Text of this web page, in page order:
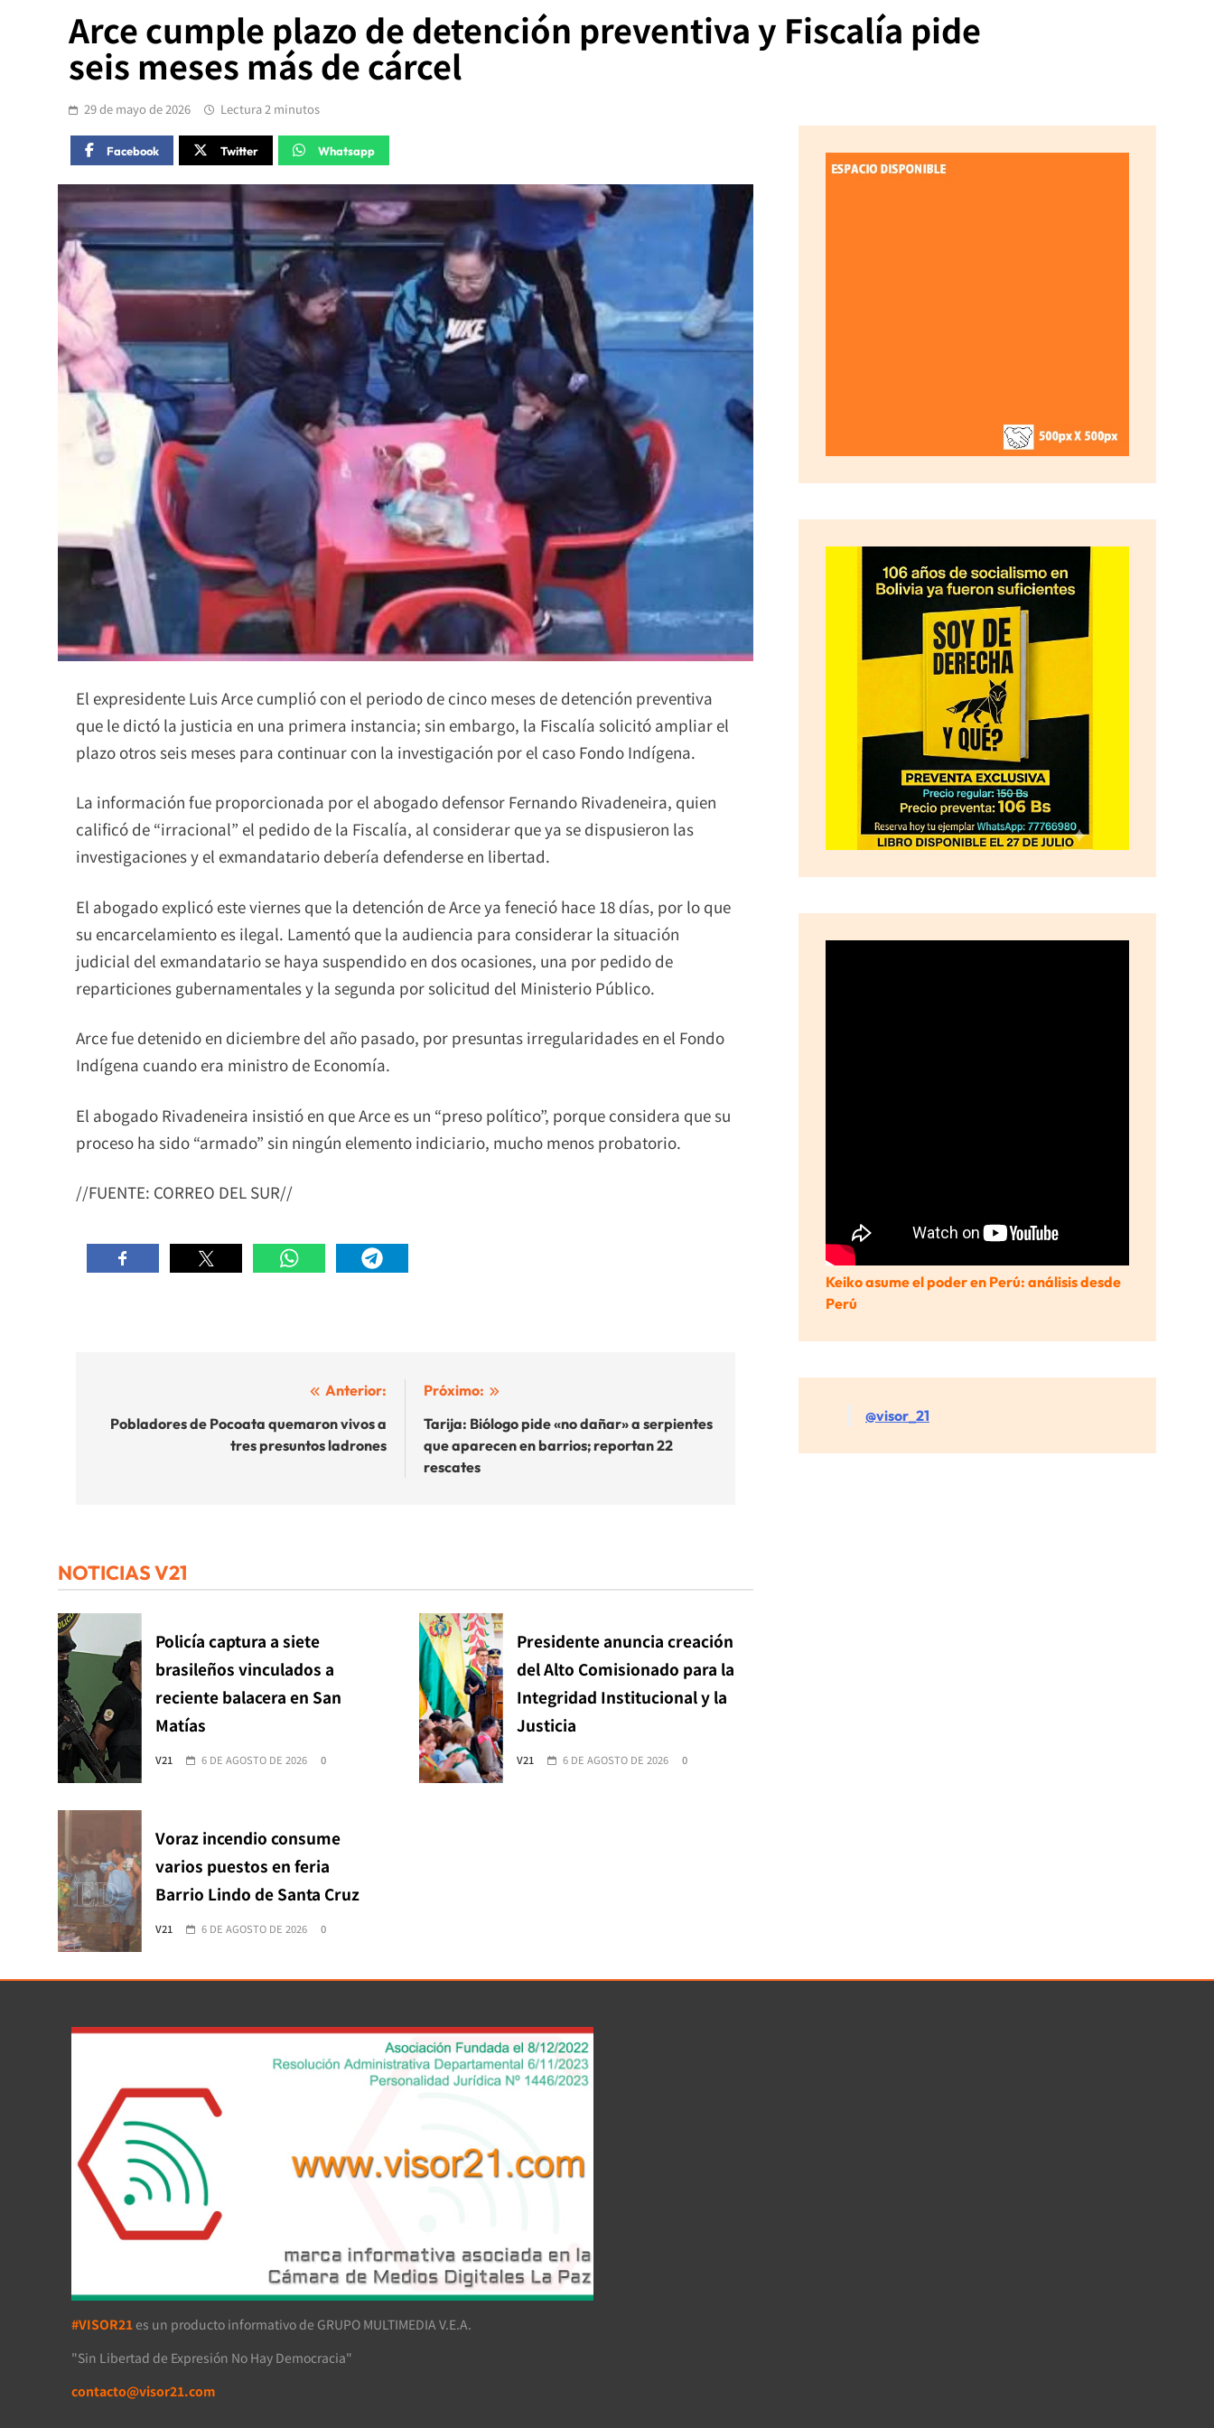
Arce cumple plazo de detención preventiva y Fiscalía pide
seis meses más de cárcel
29 de mayo de 2026 Lectura 2 minutos
Facebook Twitter Whatsapp
El expresidente Luis Arce cumplió con el periodo de cinco meses de detención preventiva
que le dictó la justicia en una primera instancia; sin embargo, la Fiscalía solicitó ampliar el
plazo otros seis meses para continuar con la investigación por el caso Fondo Indígena.
La información fue proporcionada por el abogado defensor Fernando Rivadeneira, quien
calificó de “irracional” el pedido de la Fiscalía, al considerar que ya se dispusieron las
investigaciones y el exmandatario debería defenderse en libertad.
El abogado explicó este viernes que la detención de Arce ya feneció hace 18 días, por lo que
su encarcelamiento es ilegal. Lamentó que la audiencia para considerar la situación
judicial del exmandatario se haya suspendido en dos ocasiones, una por pedido de
reparticiones gubernamentales y la segunda por solicitud del Ministerio Público.
Arce fue detenido en diciembre del año pasado, por presuntas irregularidades en el Fondo
Indígena cuando era ministro de Economía.
El abogado Rivadeneira insistió en que Arce es un “preso político”, porque considera que su
proceso ha sido “armado” sin ningún elemento indiciario, mucho menos probatorio.
//FUENTE: CORREO DEL SUR//
de
Anterior:
Pobladores de Pocoata quemaron vivos a
tres presuntos ladrones
Próximo:
Tarija: Biólogo pide «no dañar» a serpientes
que aparecen en barrios; reportan 22
rescates
NOTICIAS V21
Policía captura a siete
brasileños vinculados a
reciente balacera en San
Matías
V21 6 DE AGOSTO DE 2026 0
Presidente anuncia creación
del Alto Comisionado para la
Integridad Institucional y la
Justicia
V21 6 DE AGOSTO DE 2026 0
Voraz incendio consume
varios puestos en feria
Barrio Lindo de Santa Cruz
V21 6 DE AGOSTO DE 2026 0
Keiko asume el poder en Perú: análisis desde
Perú
@visor_21
#VISOR21 es un producto informativo de GRUPO MULTIMEDIA V.E.A.
"Sin Libertad de Expresión No Hay Democracia"
contacto@visor21.com